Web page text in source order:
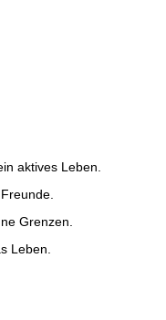
aktives Leben.
Grenzen.
Leben.